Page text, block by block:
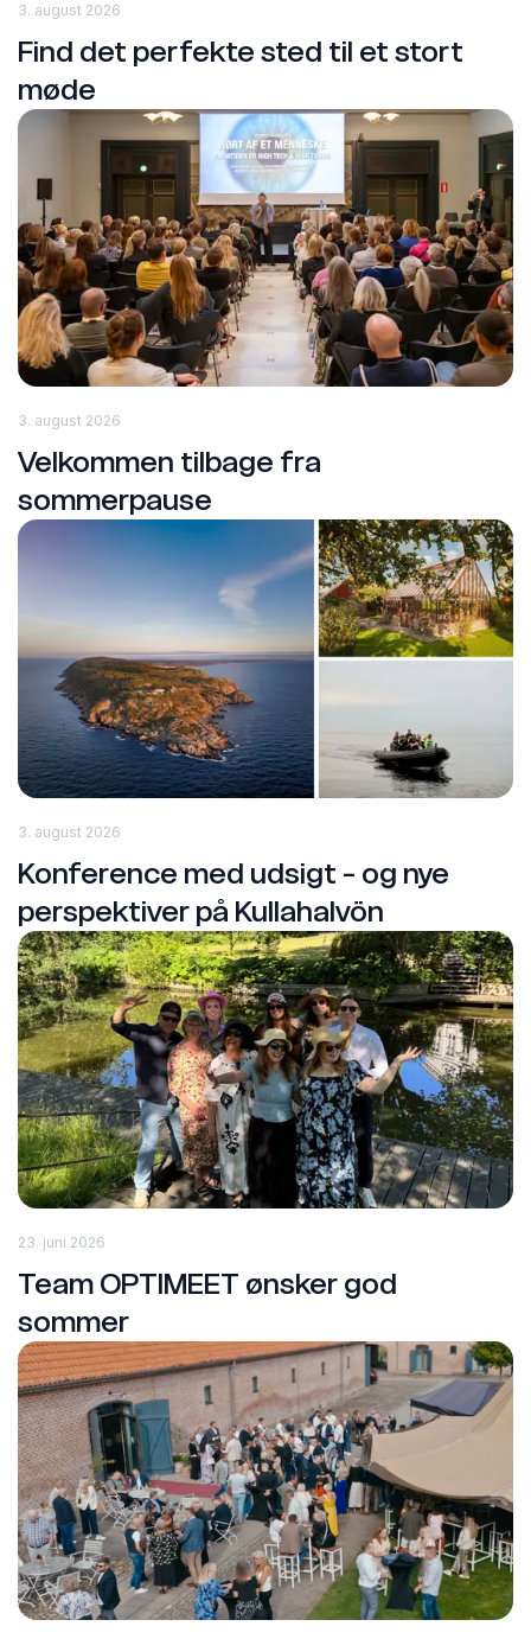
3. august 2026
Find det perfekte sted til et stort
møde
3. august 2026
Velkommen tilbage fra
sommerpause
3. august 2026
Konference med udsigt - og nye
perspektiver på Kullahalvön
23. juni 2026
Team OPTIMEET ønsker god
sommer